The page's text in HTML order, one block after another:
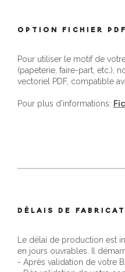
OPTION FICHIER
Pour utiliser le motif de
(papeterie, faire-part, etc.),
vectoriel PDF, compatible
Pour plus d'informations:
DÉLAIS DE
Le délai de production est
en jours ouvrables. Il
- Après validation de votre